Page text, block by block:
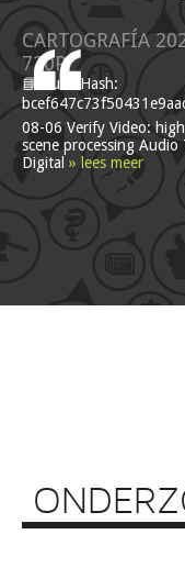
CARTOGRAFÍA
720P
📘 Build Hash:
08-06 Verify Video:
scene processing
Digital » lees meer